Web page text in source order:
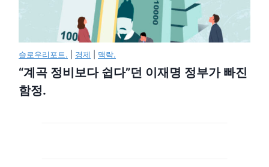
슬로우리포트. 경제 맥락.
“계곡 정비보다 쉽다”던 이재명 정부가 빠진
함정.